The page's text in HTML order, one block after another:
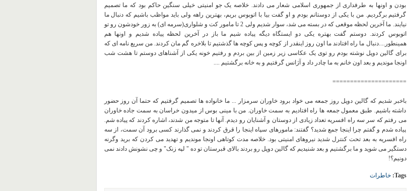
بودن و اونها به طرفداری از جمهوری اسلامی شعار می دادند. خلاصه یک جو امنیتی خیلی سنگین حاکم بود که ما تصمیم
گرفتیم برگردیم. من با یکی از دوستانم بودم و او گفت بیا با اتوبوس بریم، بهترین راهه ولی باید مواظب باشیم که دنبال ما
نیایند. ما آخرین لحظه موقعی که در بسته می شد، سوار شدیم ولی 2 تا مامور کت و شلواری(سرمه ای) به زور خودشون رو تو
اتوبوس کردند. دوستم گفت بهتره یکی دو ایستگاه دیگه پیاده شیم ما باز در آخرین لحظه پیاده شدیم و اونها هم
همینطور....دنبال ما راه افتادند ما اون روز اینقدر از کوچه و پس کوچه ها گذشتیم تا بلاخره گم مان کردند. من سریع نامه ای که
برای گالین دوپل نوشته بودم رو توی یک عکاسی زیر زمین از بین بردم و رفتیم خونه یکی از آشناهای دوستم تا هشت شب
اونجا موندیم و بعد اون خانم به ما چادر داد و آژانس گرفتیم و به خانه برگشتیم ....
=====================
باخبر شدیم که گالین دوپل روز جمعه می خواد برود خاوران سرمزار ... ما خانواده ها تصمیم گرفتیم که حتما آن روز حضور
داشته باشیم. طبق معمول جمعه ها راه افتادیم به سمت خاوران. من با مینی بوس از میدون خراسان به سمت جاده خاوران
می رفتم که سر سه راه افسریه تعداد زیادی از دوستان و آشنایان رو دیدم. آنها تا متوجه من شدند، اشاره کردند که پیاده شم.
پیاده شدم و گفتم چرا اینجا جمع شدید؟ گفتند: مامورهای سپاه اینجا را قرق کردند و نمی گذارند کسی برود آن سمت، از سه
راه افسریه به بعد تحت کنترل شدید نیروهای امنیتی بود. خلاصه مدت کوتاهی اونجا موندیم و تهدید می کردن که برید وگرنه
دستگیر می شوید و ما برگشتیم و بعد شنیدیم که گالین دوپل رو بردند بالای قبرستان تو ده " لپه زنک" و چی نشونش دادند نمی
دونیم؟!
Tags: خاطرات